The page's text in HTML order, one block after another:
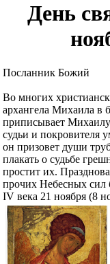
День
Посланник Божий
Во многих
архангела Михаила в
приписывает Михаилу
судьи и покровителя
он призовет души
плакать о судьбе
простит их.
прочих Небесных сил
IV века 21 ноября (8